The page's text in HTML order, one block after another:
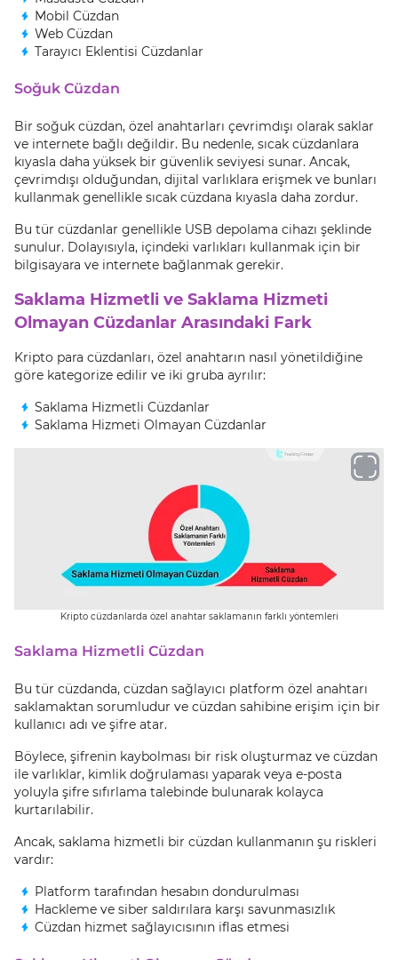
Mobil Cüzdan
Web Cüzdan
Tarayıcı Eklentisi Cüzdanlar
Soğuk Cüzdan
Bir soğuk cüzdan, özel anahtarları çevrimdışı olarak saklar
ve internete bağlı değildir. Bu nedenle, sıcak cüzdanlara
kıyasla daha yüksek bir güvenlik seviyesi sunar. Ancak,
çevrimdışı olduğundan, dijital varlıklara erişmek ve bunları
kullanmak genellikle sıcak cüzdana kıyasla daha zordur.
Bu tür cüzdanlar genellikle USB depolama cihazı şeklinde
sunulur. Dolayısıyla, içindeki varlıkları kullanmak için bir
bilgisayara ve internete bağlanmak gerekir.
Saklama Hizmetli ve Saklama Hizmeti
Olmayan Cüzdanlar Arasındaki Fark
Kripto para cüzdanları, özel anahtarın nasıl yönetildiğine
göre kategorize edilir ve iki gruba ayrılır:
Saklama Hizmetli Cüzdanlar
Saklama Hizmeti Olmayan Cüzdanlar
Kripto cüzdanlarda özel anahtar saklamanın farklı yöntemleri
Saklama Hizmetli Cüzdan
Bu tür cüzdanda, cüzdan sağlayıcı platform özel anahtarı
saklamaktan sorumludur ve cüzdan sahibine erişim için bir
kullanıcı adı ve şifre atar.
Böylece, şifrenin kaybolması bir risk oluşturmaz ve cüzdan
ile varlıklar, kimlik doğrulaması yaparak veya e-posta
yoluyla şifre sıfırlama talebinde bulunarak kolayca
kurtarılabilir.
Ancak, saklama hizmetli bir cüzdan kullanmanın şu riskleri
vardır:
Platform tarafından hesabın dondurulması
Hackleme ve siber saldırılara karşı savunmasızlık
Cüzdan hizmet sağlayıcısının iflas etmesi